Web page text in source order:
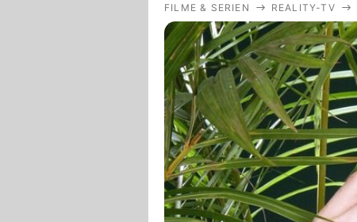
FILME & SERIEN REALITY-TV